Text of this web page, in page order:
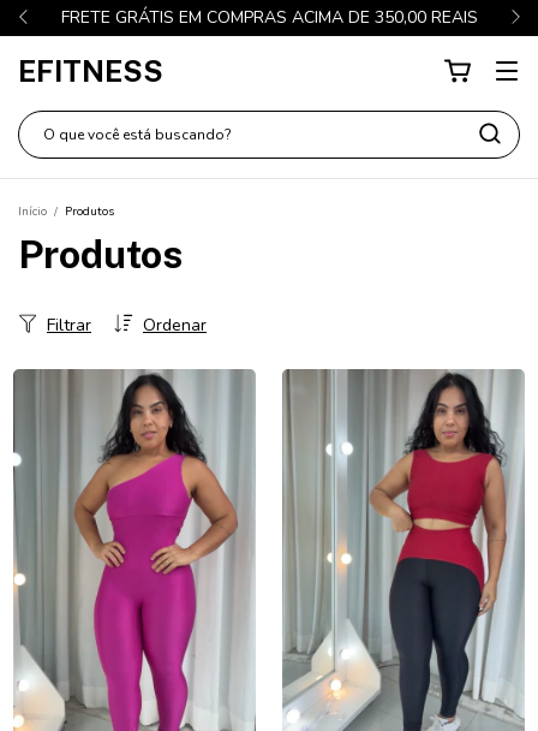
FRETE GRÁTIS EM COMPRAS ACIMA DE 350,00 REAIS
EFITNESS
Início / Produtos
Produtos
Ordenar
Filtrar